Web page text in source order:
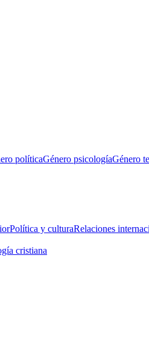
políticaGénero psicologíaGénero
Política y culturaRelaciones
cristiana